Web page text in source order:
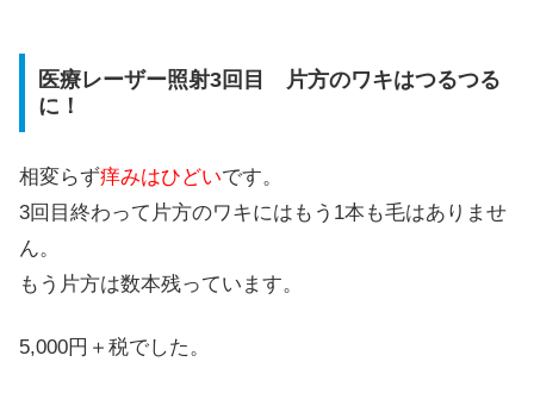
医療レーザー照射3回目 片方のワキはつるつる
に！
相変らず痒みはひどいです。
3回目終わって片方のワキにはもう1本も毛はありませ
ん。
もう片方は数本残っています。
5,000円＋税でした。